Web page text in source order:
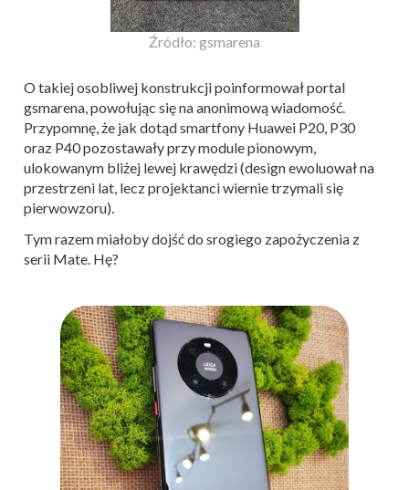
Źródło: gsmarena
O takiej osobliwej konstrukcji poinformował portal
gsmarena, powołując się na anonimową wiadomość.
Przypomnę, że jak dotąd smartfony Huawei P20, P30
oraz P40 pozostawały przy module pionowym,
ulokowanym bliżej lewej krawędzi (design ewoluował na
przestrzeni lat, lecz projektanci wiernie trzymali się
pierwowzoru).
Tym razem miałoby dojść do srogiego zapożyczenia z
serii Mate. Hę?